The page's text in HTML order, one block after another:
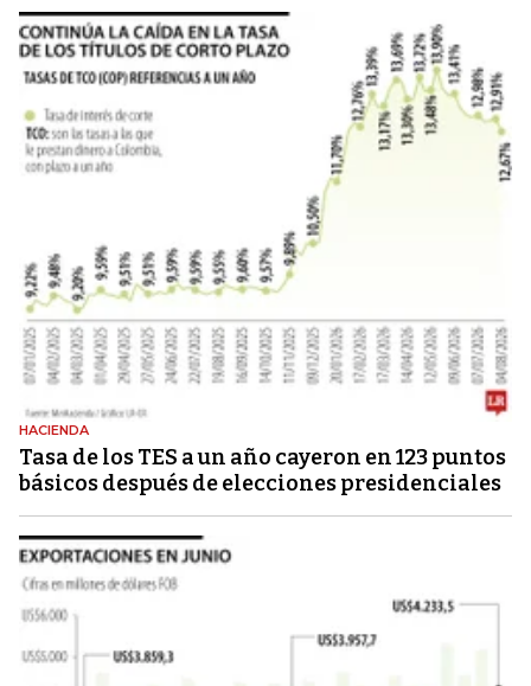
HACIENDA
Tasa de los TES a un año cayeron en 123 puntos
básicos después de elecciones presidenciales